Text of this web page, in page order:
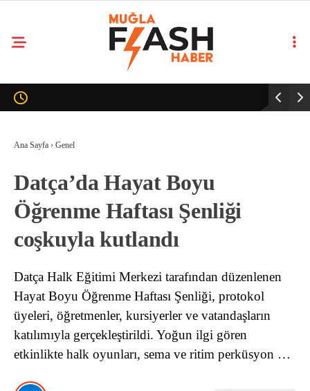
Ana Sayfa › Genel
Datça’da Hayat Boyu
Öğrenme Haftası Şenliği
coşkuyla kutlandı
Datça Halk Eğitimi Merkezi tarafından düzenlenen
Hayat Boyu Öğrenme Haftası Şenliği, protokol
üyeleri, öğretmenler, kursiyerler ve vatandaşların
katılımıyla gerçekleştirildi. Yoğun ilgi gören
etkinlikte halk oyunları, sema ve ritim perküsyon …